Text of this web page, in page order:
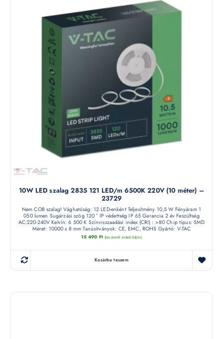
10W LED szalag 2835 121 LED/m 6500K 220V (10 méter) –
23729
Nem COB szalag! Vághatóság: 12 LED-enként Teljesítmény 10,5 W Fényáram 1
050 lumen Sugárzási szög 120 ° IP védettség IP 65 Garancia 2 év Feszültség
AC:220-240V Kelvin: 6 500 K Színvisszaadási index (CRI) : >80 Chip típus: SMD
Méret: 10000 x 8 mm Tanúsítványok: CE, EMC, ROHS Gyártó: V-TAC
15 490 Ft (készletről érdeklődjön)
Kosárba teszem